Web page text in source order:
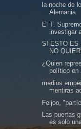
la noche de
Alemania
El T.
investigar a
SI ESTO ES
NO
¿Quien
político en
medios
mentiras
Feijoo,
Las puertas
es solo